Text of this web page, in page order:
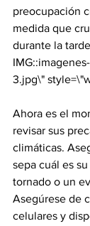
preocupación
medida que
durante la
Ahora es el
revisar sus
climáticas.
sepa cuál es
tornado o un
Asegúrese de
celulares y